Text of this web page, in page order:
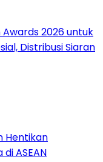
2026 untuk
Distribusi Siaran
Hentikan
ASEAN